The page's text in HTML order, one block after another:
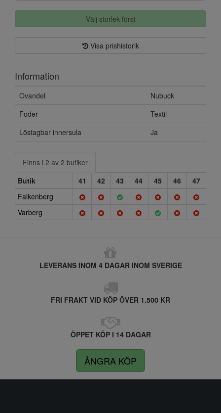
Välj storlek först
Visa prishistorik
Information
Ovandel
Nubuck
Foder
Textil
Löstagbar innersula
Ja
Finns i 2 av 2 butiker
Butik
41 42 43 44 45 46
47
Falkenberg
Varberg
LEVERANS INOM 4 DAGAR INOM SVERIGE
FRI FRAKT VID KÖP ÖVER 1.500 KR
ÖPPET KÖP I 14 DAGAR
ÅNGRA KÖP